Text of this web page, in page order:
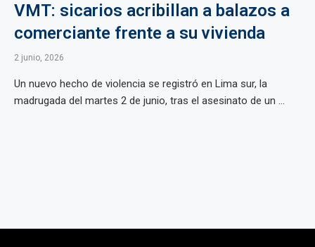
VMT: sicarios acribillan a balazos a
comerciante frente a su vivienda
2 junio, 2026
Un nuevo hecho de violencia se registró en Lima sur, la
madrugada del martes 2 de junio, tras el asesinato de un ...